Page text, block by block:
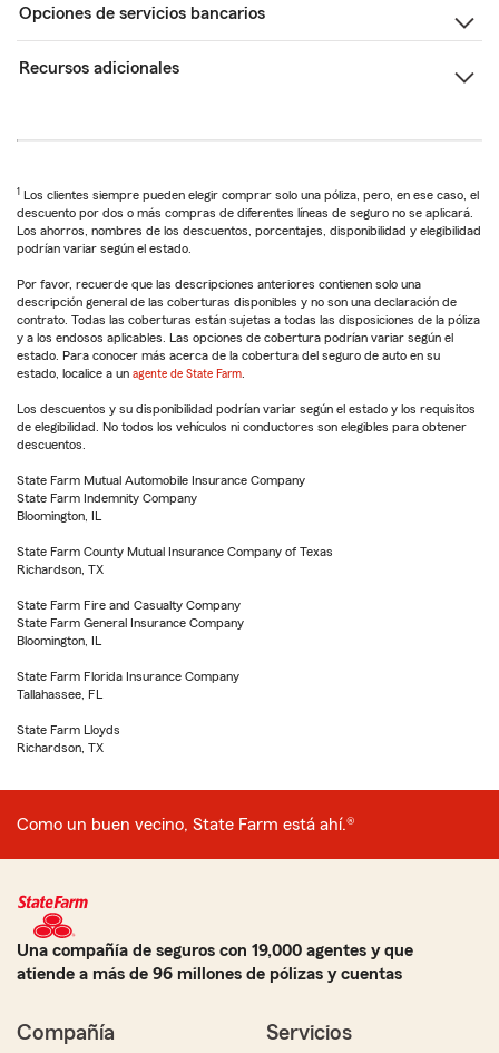
Opciones de servicios bancarios
Recursos adicionales
1 Los clientes siempre pueden elegir comprar solo una póliza, pero, en ese caso, el
descuento por dos o más compras de diferentes líneas de seguro no se aplicará.
Los ahorros, nombres de los descuentos, porcentajes, disponibilidad y elegibilidad
podrían variar según el estado.
Por favor, recuerde que las descripciones anteriores contienen solo una
descripción general de las coberturas disponibles y no son una declaración de
contrato. Todas las coberturas están sujetas a todas las disposiciones de la póliza
y a los endosos aplicables. Las opciones de cobertura podrían variar según el
estado. Para conocer más acerca de la cobertura del seguro de auto en su
estado, localice a un agente de State Farm
Los descuentos y su disponibilidad podrían variar según el estado y los requisitos
de elegibilidad. No todos los vehículos ni conductores son elegibles para obtener
descuentos.
State Farm Mutual Automobile Insurance Company
State Farm Indemnity Company
Bloomington, IL
State Farm County Mutual Insurance Company of Texas
Richardson, TX
State Farm Fire and Casualty Company
State Farm General Insurance Company
Bloomington, IL
State Farm Florida Insurance Company
Tallahassee, FL
State Farm Lloyds
Richardson, TX
Como un buen vecino, State Farm está ahí.®
Una compañía de seguros con 19,000 agentes y que
atiende a más de 96 millones de pólizas y cuentas
Compañía Servicios